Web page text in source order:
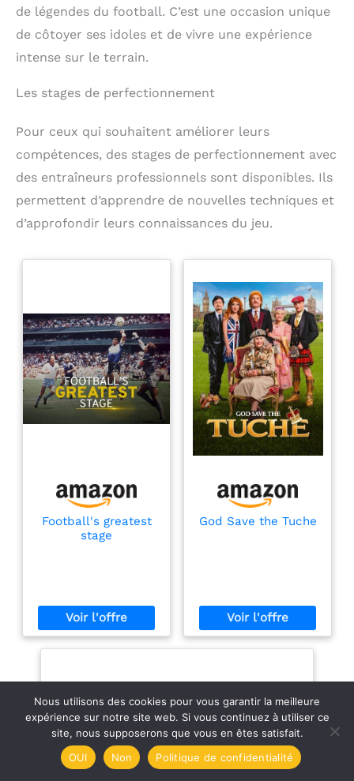
de légendes du football. C’est une occasion unique
de côtoyer ses idoles et de vivre une expérience
intense sur le terrain.
Les stages de perfectionnement
Pour ceux qui souhaitent améliorer leurs
compétences, des stages de perfectionnement avec
des entraîneurs professionnels sont disponibles. Ils
permettent d’apprendre de nouvelles techniques et
d’approfondir leurs connaissances du jeu.
Football's greatest
stage
God Save the Tuche
Nous utilisons des cookies pour vous garantir la meilleure
expérience sur notre site web. Si vous continuez à utiliser ce
site, nous supposerons que vous en êtes satisfait.
OUI
Non Politique de confidentialité